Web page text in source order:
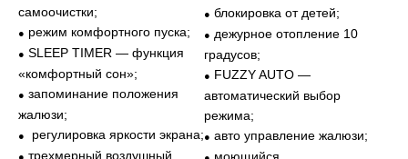
самоочистки;
● режим комфортного пуска;
● SLEEP TIMER — функция
«комфортный сон»;
● запоминание положения
жалюзи;
● регулировка яркости экрана;
● трехмерный воздушный
● блокировка от детей;
● дежурное отопление 10
градусов;
● FUZZY AUTO —
автоматический выбор
режима;
● авто управление жалюзи;